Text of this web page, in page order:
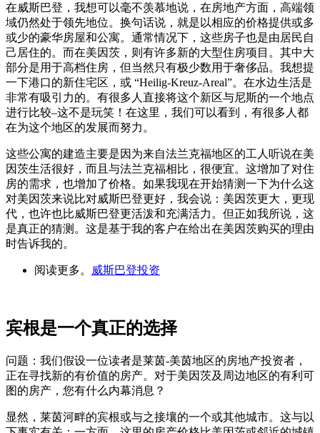
在威斯巴登，我想可以毫不羡慕地说，在房地产方面，高端领
域仍然处于领先地位。换句话说，就是以相应的价格提供或多
或少的豪华房屋和公寓。通常情况下，这些房子也是由居民自
己居住的。而在美因茨，则有许多新的大型住房项目。其中大
部分是用于高档住房，但当然只有极少数用于奢侈品。我想提
一下港口的新住宅区，或 “Heilig-Kreuz-Areal”。在水边生活是
非常有吸引力的。有很多人直接将这个新区与尼斯的一个地点
进行比较–这不是玩笑！在这里，我们可以看到，有很多人都
在为这个地区的发展而努力。
这些公寓的建造主要是因为来自法兰克福地区的工人听说在美
因茨生活很好，而且与法兰克福相比，很便宜。这增加了对住
房的需求，也增加了价格。如果我现在开始猜测一下为什么这
对美因茨来说比对威斯巴登更好，我会说：美因茨更大，更现
代，也许也比威斯巴登更活泼和充满活力。但正如我所说，这
是真正的猜测。这是基于我的客户在给出在美因茨购买的理由
时告诉我的。
阅读更多。 威斯巴登投资
宾根是一个真正的选择
问题：我们假设一位读者是莱茵-美茵地区的房地产投资者，
正在寻找新的有价值的房产。对于美因茨及周边地区的有利可
图的房产，您有什么内幕消息？
显然，莱茵河畔的宾根或与之接壤的一个或其他城市。这与以